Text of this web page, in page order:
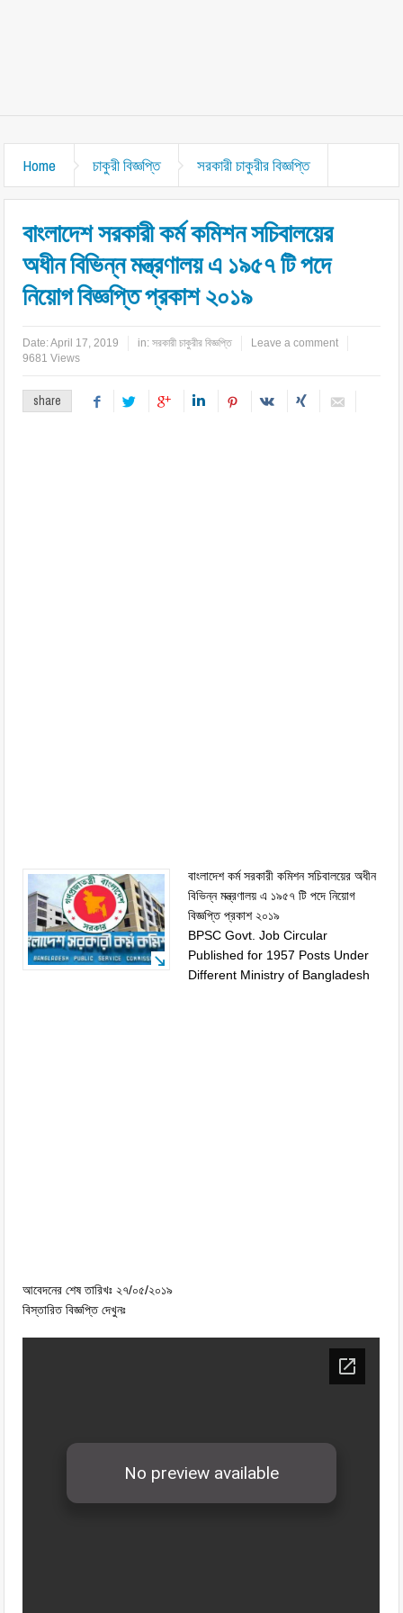
Home চাকুরী বিজ্ঞপ্তি সরকারী চাকুরীর বিজ্ঞপ্তি
বাংলাদেশ সরকারী কর্ম কমিশন সচিবালয়ের
অধীন বিভিন্ন মন্ত্রণালয় এ ১৯৫৭ টি পদে
নিয়োগ বিজ্ঞপ্তি প্রকাশ ২০১৯
Date:April 17, 2019 in:সরকারী চাকুরীর বিজ্ঞপ্তি
Leave a comment
9681 Views
share
বাংলাদেশ কর্ম সরকারী কমিশন সচিবালয়ের অধীন
বিভিন্ন মন্ত্রণালয় এ ১৯৫৭ টি পদে নিয়োগ
বিজ্ঞপ্তি প্রকাশ ২০১৯
BPSC Govt. Job Circular
Published for 1957 Posts Under
Different Ministry of Bangladesh
আবেদনের শেষ তারিখঃ ২৭/০৫/২০১৯
বিস্তারিত বিজ্ঞপ্তি দেখুনঃ